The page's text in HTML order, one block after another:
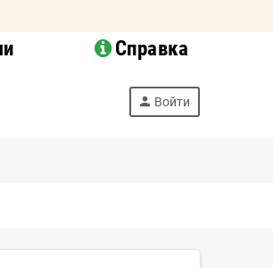
Справка
person Войти